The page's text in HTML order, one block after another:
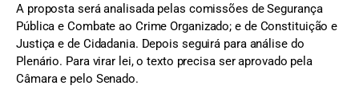
A proposta será analisada pelas comissões de Segurança
Pública e Combate ao Crime Organizado; e de Constituição e
Justiça e de Cidadania. Depois seguirá para análise do
Plenário. Para virar lei, o texto precisa ser aprovado pela
Câmara e pelo Senado.